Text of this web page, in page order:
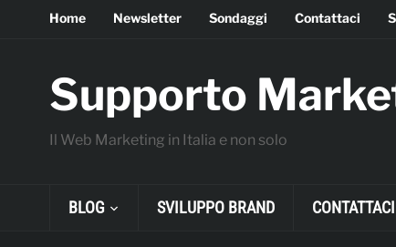
Home Newsletter Sondaggi Contattaci
Supporto
Il Web Marketing in Italia e non solo
BLOG SVILUPPO BRAND CONTATTACI